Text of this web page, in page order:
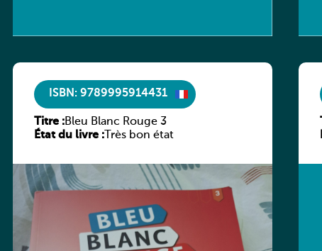
ISBN: 9789995914431
Titre :Bleu Blanc Rouge 3
État du livre : Très bon état